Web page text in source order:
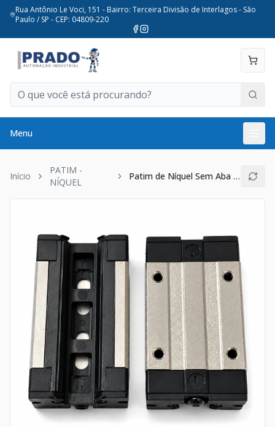
Rua Antônio Le Voci, 151 - Bairro: Terceira Divisão de Interlagos - São
Paulo / SP - CEP: 04809-220
Menu
Início
PATIM -
NÍQUEL
Patim de Níquel Sem Aba 15mm